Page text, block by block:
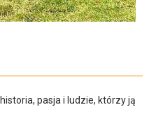
pasja i ludzie, którzy ją